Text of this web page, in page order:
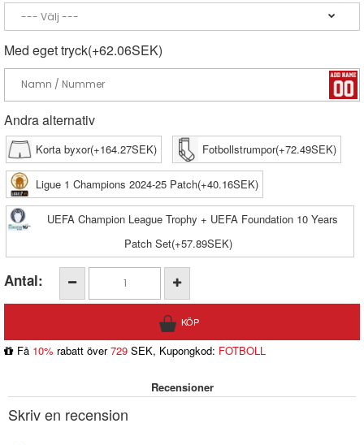
Med eget tryck(+62.06SEK)
Andra alternativ
Korta byxor(+164.27SEK) Fotbollstrumpor(+72.49SEK)
Ligue 1 Champions 2024-25 Patch(+40.16SEK)
UEFA Champion League Trophy + UEFA Foundation 10 Years
Patch Set(+57.89SEK)
Antal:
Få 10% rabatt över729 SEK, Kupongkod: FOTBOLL
Recensioner
Skriv en recension